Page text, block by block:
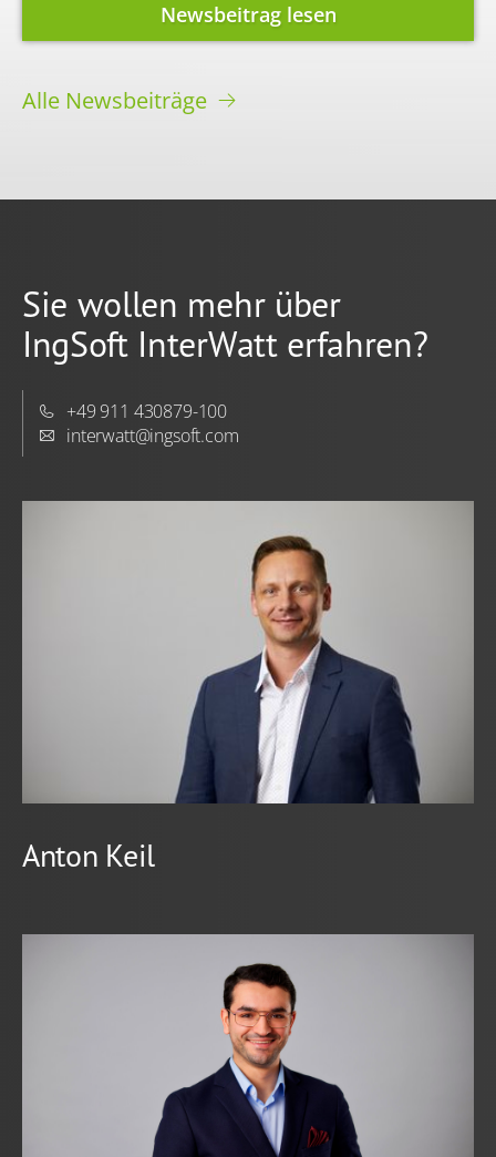
Alle Newsbeiträge
Newsbeitrag lesen
Sie wollen mehr über
IngSoft InterWatt erfahren?
+49 911 430879-100
interwatt@ingsoft.com
Anton Keil